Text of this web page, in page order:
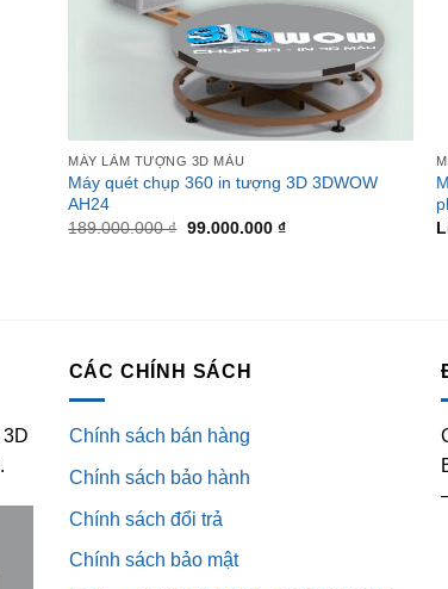
MÁY LÀM TƯỢNG 3D MÀU
Máy quét chụp 360 in tượng 3D 3DWOW
AH24
189.000.000₫ 99.000.000 ₫
CÁC CHÍNH SÁCH
Chính sách bán hàng
Chính sách bảo hành
Chính sách đổi trả
Chính sách bảo mật